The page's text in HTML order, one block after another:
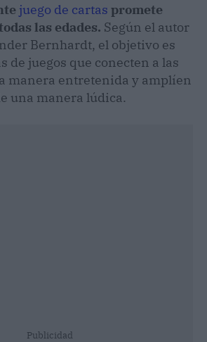
juego de cartas promete
las edades. Según el autor
Bernhardt, el objetivo es
de juegos que conecten a las
manera entretenida y amplíen
una manera lúdica.
Publicidad